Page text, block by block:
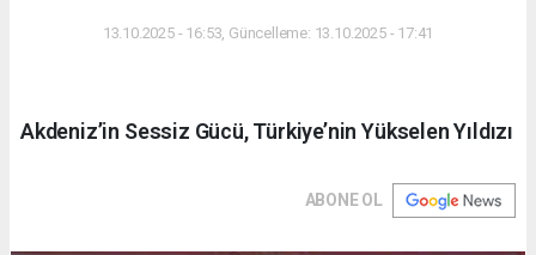
13.10.2025 - 16:53, Güncelleme: 13.10.2025 - 17:41
Akdeniz’in Sessiz Gücü, Türkiye’nin Yükselen Yıldızı
ABONE OL